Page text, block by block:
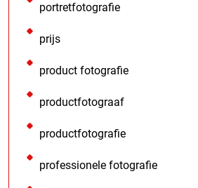
portretfotografie
prijs
product fotografie
productfotograaf
productfotografie
professionele fotografie